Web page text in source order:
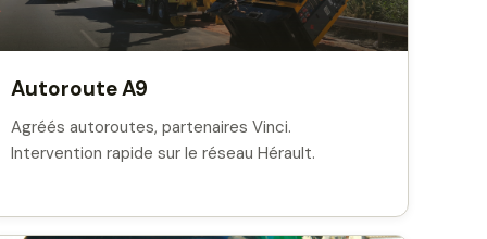
Autoroute A9
Agréés autoroutes, partenaires Vinci.
Intervention rapide sur le réseau Hérault.